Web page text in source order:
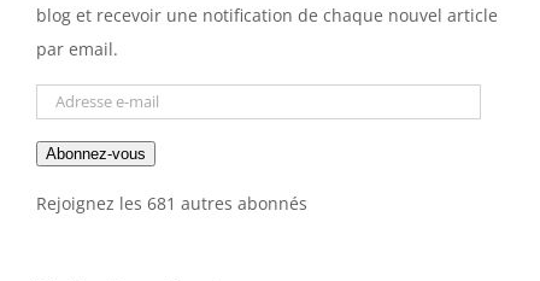
blog et recevoir une notification de chaque nouvel article
par email.
Adresse
mail
Abonnez-vous
Rejoignez les 681 autres abonnés